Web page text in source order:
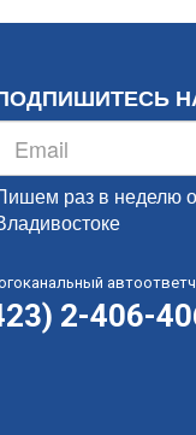
раз в неделю
2-406-